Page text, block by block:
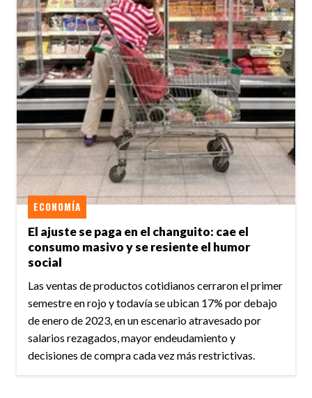
El ajuste se paga en el changuito: cae el
consumo masivo y se resiente el humor
social
ECONOMÍA
Las ventas de productos cotidianos cerraron el primer
semestre en rojo y todavía se ubican 17% por debajo
de enero de 2023, en un escenario atravesado por
salarios rezagados, mayor endeudamiento y
decisiones de compra cada vez más restrictivas.